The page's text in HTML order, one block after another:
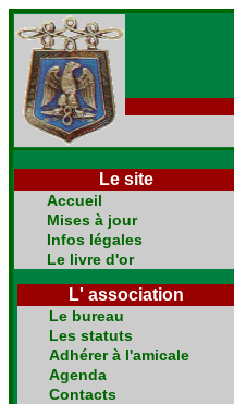
Le site
Accueil
Mises à jour
Infos légales
Le livre d'or
L' association
Le bureau
Les statuts
Adhérer à l'amicale
Agenda
Contacts